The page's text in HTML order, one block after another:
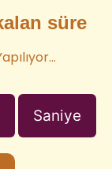
süre
Saniye